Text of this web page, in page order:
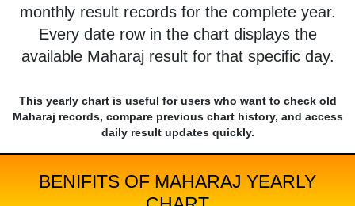
monthly result records for the complete year.
Every date row in the chart displays the
available Maharaj result for that specific day.
This yearly chart is useful for users who want to check old
Maharaj records, compare previous chart history, and access
daily result updates quickly.
BENIFITS OF MAHARAJ YEARLY